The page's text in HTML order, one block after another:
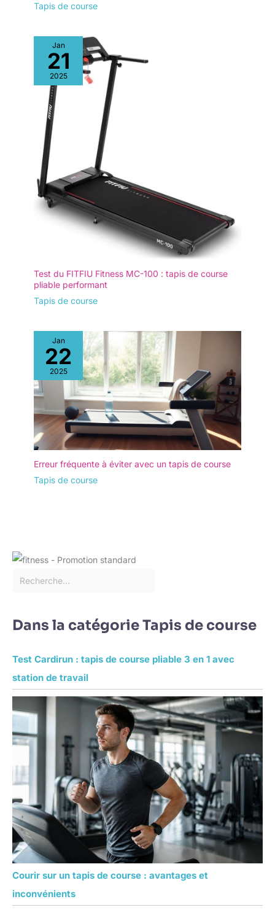
pour un salon toujours bien rangé. Idéal pour les personnes
une salle de sport à domicile ou comme cadeau attentionné
pour les adultes sportifs. Notre équipe de professionnels est
disponible pour répondre à toutes vos questions sous 16
heures avec des réponses claires et utiles, vous garantissant
une expérience optimale de l'achat à l'utilisation.
Tapis de course
Jan
21
2025
Test du FITFIU Fitness MC-100 : tapis de course
pliable performant
Tapis de course
Jan
22
2025
Erreur fréquente à éviter avec un tapis de course
Tapis de course
Dans la catégorie Tapis de course
Test Cardirun : tapis de course pliable 3 en 1 avec
station de travail
Courir sur un tapis de course : avantages et
inconvénients